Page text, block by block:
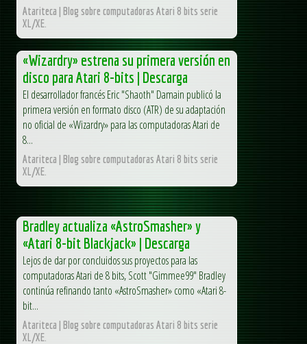
Atariteca | Blog sobre computadoras Atari 8 bits serie
XL/XE.
«Wizardry» estrena su primera versión en
disco para Atari 8-bits | Descarga
El desarrollador francés Eric "Shaoth" Damain publicó la
primera versión en formato disco (ATR) de su adaptación
no oficial de «Wizardry» para las computadoras Atari de
8...
Atariteca | Blog sobre computadoras Atari 8 bits serie
XL/XE.
Bradley actualiza «AstroSmasher» y
«Atari 8-bit Blackjack» | Descarga
Lejos de dar por concluidos sus proyectos para las
computadoras Atari de 8 bits, Scott "Gimmee99" Bradley
continúa refinando tanto «AstroSmasher» como «Atari 8-
bit...
Atariteca | Blog sobre computadoras Atari 8 bits serie
XL/XE.